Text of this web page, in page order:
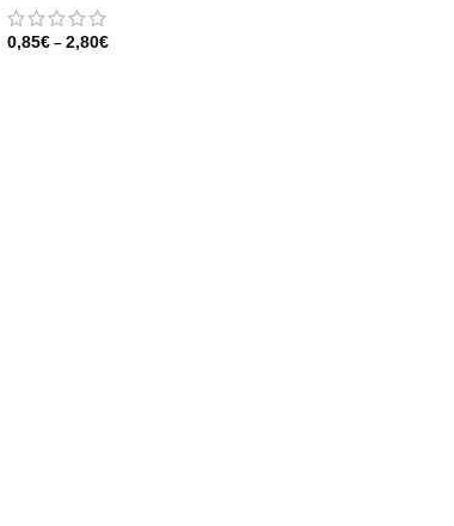
0,85€ –2,80€